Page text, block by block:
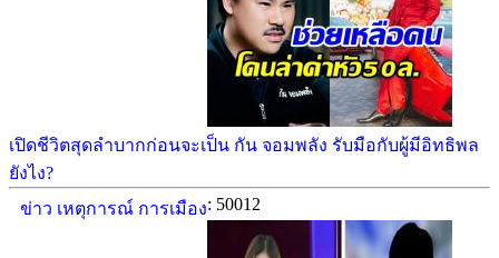
เปิดชีวิตสุดลำบากก่อนจะเป็น กัน จอมพลัง รับมือกับผู้มีอิทธิพล
ยังไง?
ข่าว เหตุการณ์ การเมือง: 50012